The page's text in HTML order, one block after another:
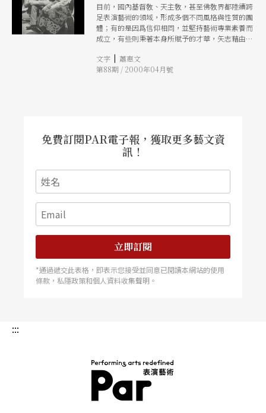
目前，國內基督敎、天主敎，甚至佛敎界都陸續跨
足表演藝術的領域，形成多個不同風格與性質的團
體；有的是因爲信仰相同，並堅持藝術專業素養而
成立，有些則秉著本身所賦予的才華，矢志藉由表
營模式與理念各有不同，但信仰絕對是他們所以聚
集的一個重要因素。
文字 | 蕭惠文
第88期 / 2000年04月號
免費訂閱PAR電子報，獲取更多藝文資
訊！
立即訂閱
*通過遞交此表格，即表示您接受並同意已閱讀本網站的使用
條款，私隱政策和個人資料收集聲明。
:::